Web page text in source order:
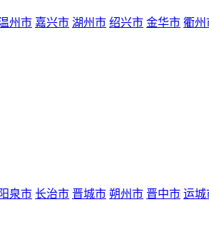
州市 嘉兴市 湖州市 绍兴市 金华市 衢州
阳泉市 长治市 晋城市 朔州市 晋中市 运城